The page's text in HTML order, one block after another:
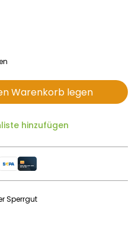
Warenkorb legen
hinzufügen
Sperrgut